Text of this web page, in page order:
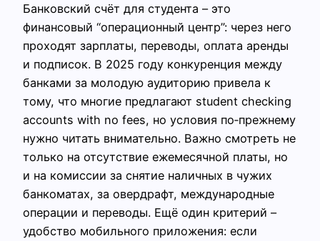
Банковский счёт для студента – это
финансовый “операционный центр”: через него
проходят зарплаты, переводы, оплата аренды
и подписок. В 2025 году конкуренция между
банками за молодую аудиторию привела к
тому, что многие предлагают student checking
accounts with no fees, но условия по‑прежнему
нужно читать внимательно. Важно смотреть не
только на отсутствие ежемесячной платы, но
и на комиссии за снятие наличных в чужих
банкоматах, за овердрафт, международные
операции и переводы. Ещё один критерий –
удобство мобильного приложения: если